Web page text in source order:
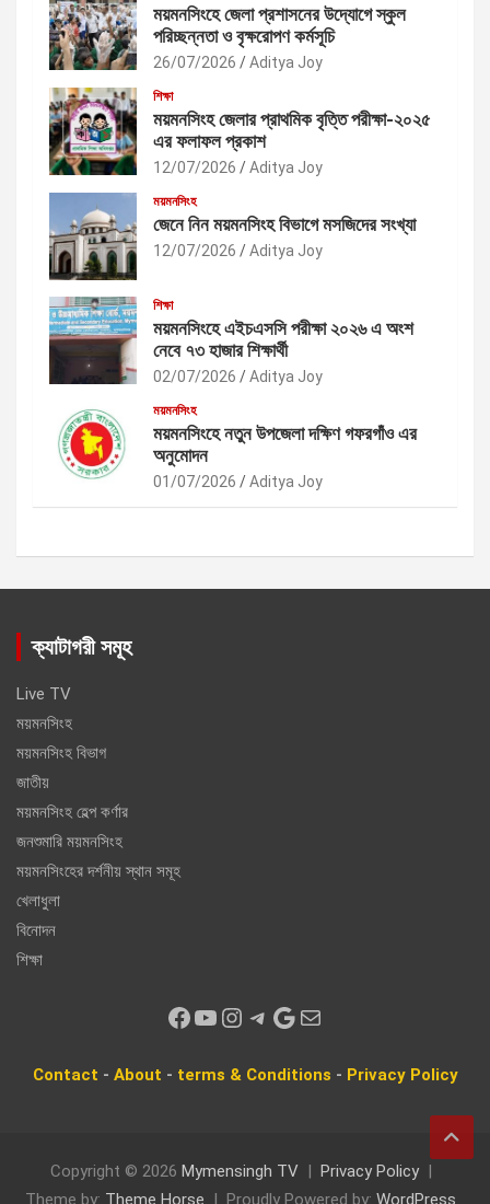
ময়মনসিংহে জেলা প্রশাসনের উদ্যোগে স্কুল
পরিচ্ছন্নতা ও বৃক্ষরোপণ কর্মসূচি
26/07/2026 Aditya Joy
শিক্ষা
ময়মনসিংহ জেলার প্রাথমিক বৃত্তি পরীক্ষা-২০২৫
এর ফলাফল প্রকাশ
12/07/2026 Aditya Joy
ময়মনসিংহ
জেনে নিন ময়মনসিংহ বিভাগে মসজিদের সংখ্যা
12/07/2026 Aditya Joy
শিক্ষা
ময়মনসিংহে এইচএসসি পরীক্ষা ২০২৬ এ অংশ
নেবে ৭৩ হাজার শিক্ষার্থী
02/07/2026 Aditya Joy
ময়মনসিংহ
ময়মনসিংহে নতুন উপজেলা দক্ষিণ গফরগাঁও এর
অনুমোদন
01/07/2026 Aditya Joy
ক্যাটাগরী সমূহ
Live TV
ময়মনসিংহ
ময়মনসিংহ বিভাগ
জাতীয়
ময়মনসিংহ হেল্প কর্ণার
জনশুমারি ময়মনসিংহ
ময়মনসিংহের দর্শনীয় স্থান সমূহ
খেলাধুলা
বিনোদন
শিক্ষা
Facebook YouTube Instagram Telegram Google Mail
Contact - About - terms & Conditions - Privacy Policy
Copyright © 2026 Mymensingh TV
Privacy Policy
Theme by: Theme Horse Proudly Powered by: WordPress